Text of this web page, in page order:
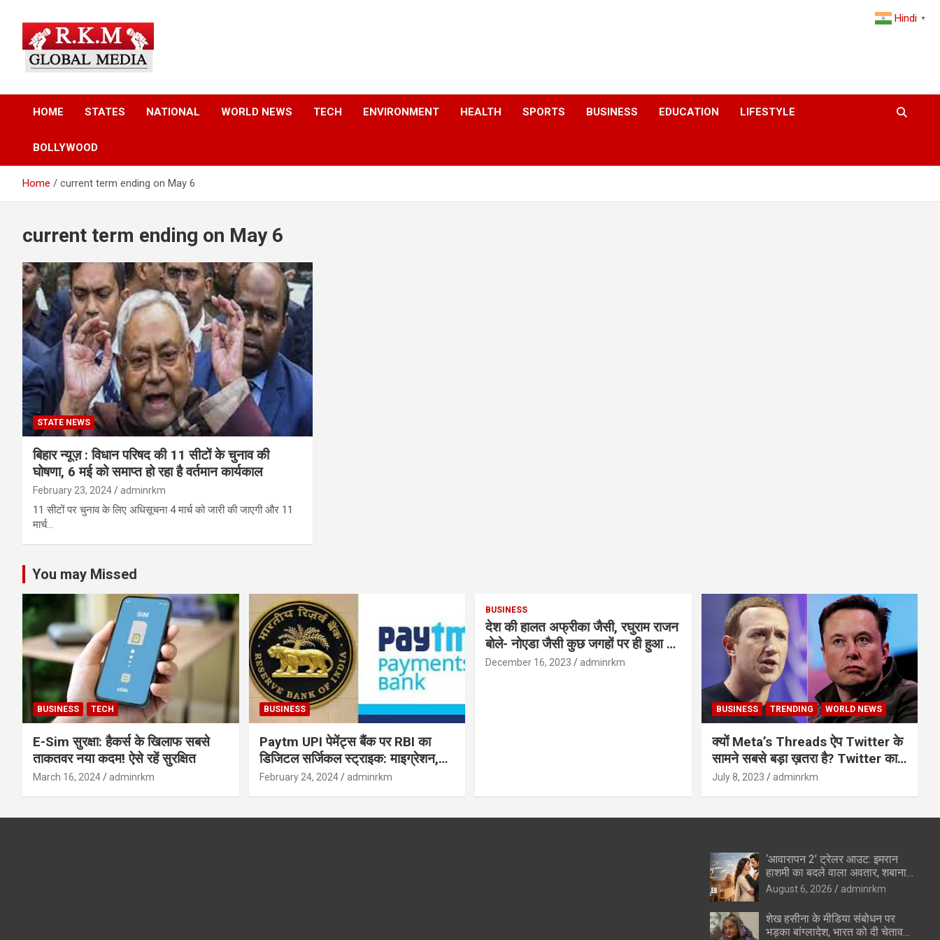
content
Latest Hindi News &
Global Media
and the World
HOME
STATES NATIONAL WORLD NEWS TECH ENVIRONMENT HEALTH SPORTS BUSINESS EDUCATION LIFESTYLE
BOLLYWOOD
Home current term ending on May 6
current term ending on May 6
STATE NEWS
बिहार न्यूज़ : विधान परिषद की 11 सीटों के चुनाव की
घोषणा, 6 मई को समाप्त हो रहा है वर्तमान कार्यकाल
February 23, 2024 adminrkm
11 सीटों पर चुनाव के लिए अधिसूचना 4 मार्च को जारी की जाएगी और 11
मार्च…
You may Missed
BUSINESS TECH
E-Sim सुरक्षा: हैकर्स के खिलाफ सबसे
ताकतवर नया कदम! ऐसे रहें सुरक्षित
March 16, 2024 adminrkm
BUSINESS
Paytm UPI पेमेंट्स बैंक पर RBI का
डिजिटल सर्जिकल स्ट्राइक: माइग्रेशन,
सुरक्षा और उपयोगकर्ताओं के लिए सलाह!
February 24, 2024 adminrkm
BUSINESS
देश की हालत अफ्रीका जैसी, रघुराम राजन
बोले- नोएडा जैसी कुछ जगहों पर ही हुआ है
विकास : रघुराम राजन
December 16, 2023 adminrkm
BUSINESS TRENDING WORLD NEWS
क्यों Meta’s Threads ऐप Twitter के
सामने सबसे बड़ा ख़तरा है? Twitter का
अंत?
July 8, 2023 adminrkm
‘आवारापन 2’ ट्रेलर आउट: इमरान
हाशमी का बदले वाला अवतार, शबाना
आजमी के विलेन रोल ने उड़ाए होश
August 6, 2026 adminrkm
शेख हसीना के मीडिया संबोधन पर
भड़का बांग्लादेश, भारत को दी चेतावनी
Hindi ▼